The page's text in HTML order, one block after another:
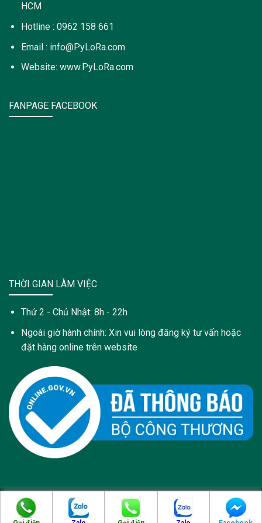
HCM
Hotline : 0962 158 661
Email : info@PyLoRa.com
Website: www.PyLoRa.com
FANPAGE FACEBOOK
THỜI GIAN LÀM VIỆC
Thứ 2 - Chủ Nhật: 8h - 22h
Ngoài giờ hành chính: Xin vui lòng đăng ký tư vấn hoặc
đặt hàng online trên website
Copyright 2021 © Trang web này được sở hữu và quản lý bởi:
Công Ty Cổ Phần Dược Phẩm PyLoRa - pylora.com